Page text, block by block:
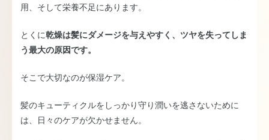
用、そして栄養不足にあります。
とくに乾燥は髪にダメージを与えやすく、ツヤを失ってしま
う最大の原因です。
そこで大切なのが保湿ケア。
髪のキューティクルをしっかり守り潤いを逃さないために
は、日々のケアが欠かせません。